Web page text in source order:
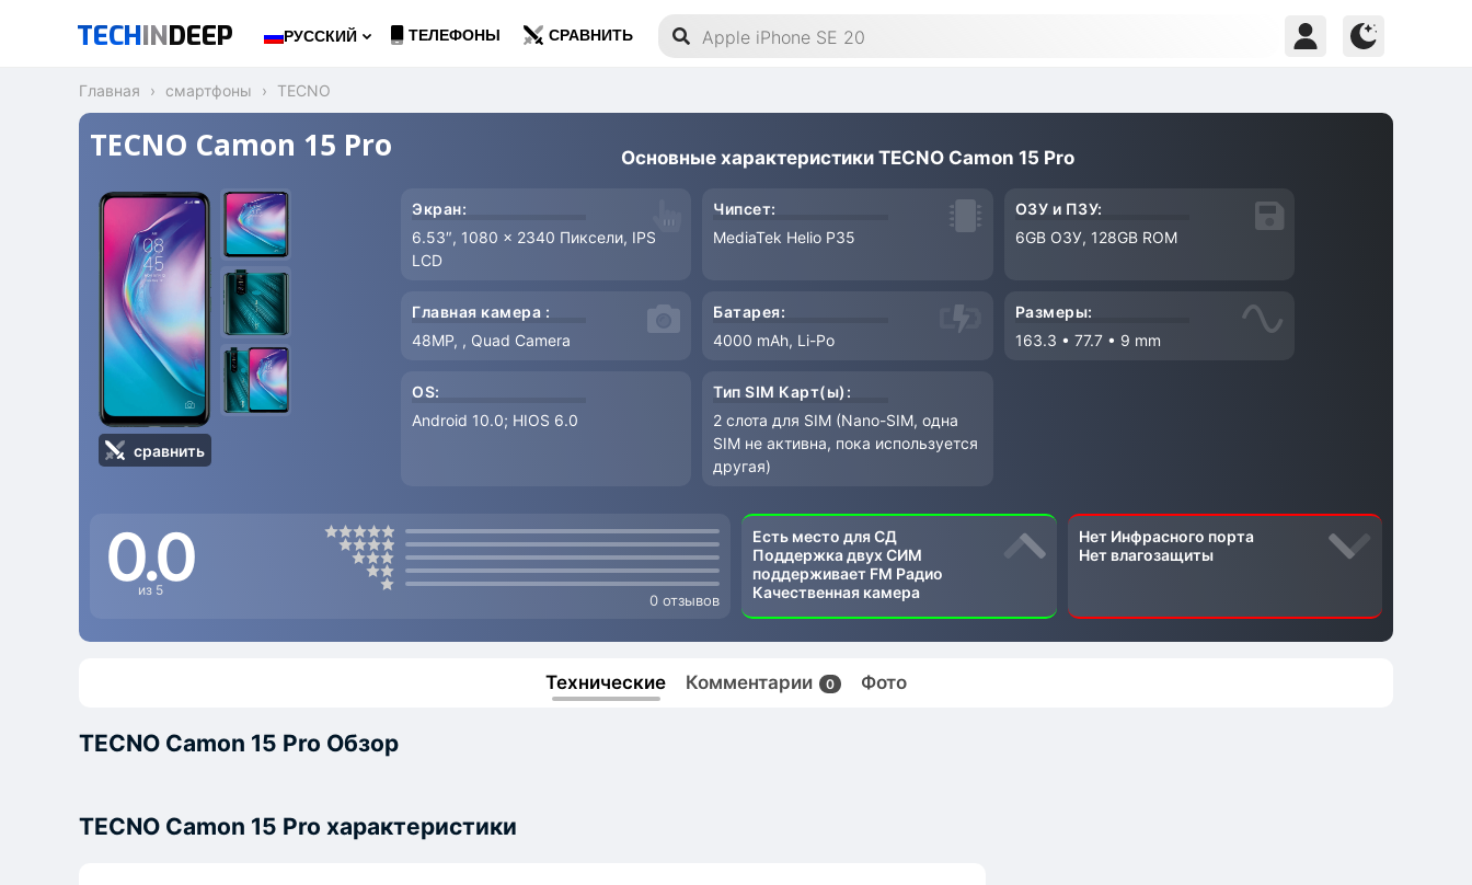
TECHINDEEP РУССКИЙ ТЕЛЕФОНЫ СРАВНИТЬ
Главная смартфоны TECNO
TECNO Camon 15 Pro
сравнить
Основные характеристики TECNO Camon 15 Pro
Экран:
6.53″, 1080 x 2340 Пиксели, IPS
LCD
Чипсет:
MediaTek Helio P35
ОЗУ и ПЗУ:
6GB ОЗУ, 128GB ROM
Главная камера :
48MP, , Quad Camera
Батарея:
4000 mAh, Li-Po
Размеры:
163.3 • 77.7 • 9 mm
OS:
Android 10.0; HIOS 6.0
Тип SIM Карт(ы):
2 слота для SIM (Nano-SIM, одна
SIM не активна, пока используется
другая)
0.0
из 5
0 отзывов
Есть место для СД
Поддержка двух СИМ
поддерживает FM Радио
Качественная камера
Нет Инфрасного порта
Нет влагозащиты
Технические Комментарии 0 Фото
TECNO Camon 15 Pro Обзор
TECNO Camon 15 Pro характеристики